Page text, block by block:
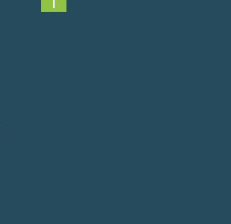
Nach oben scrollen